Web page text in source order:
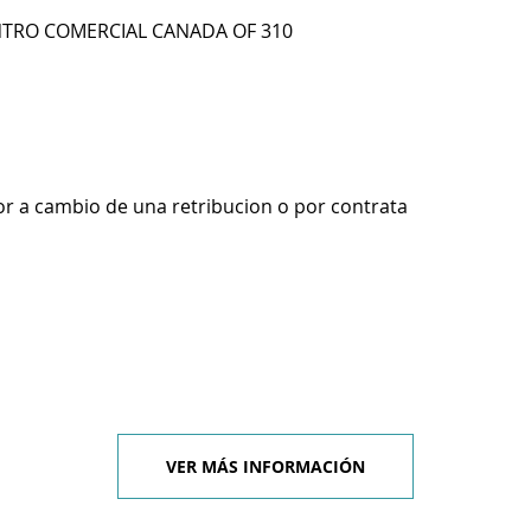
COMERCIAL CANADA OF 310
a cambio de una retribucion o por contrata
VER MÁS INFORMACIÓN